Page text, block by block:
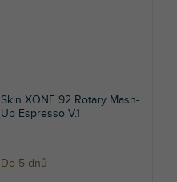
Skin XONE 92 Rotary Mash-
Up Espresso V.1
Do 5 dnů